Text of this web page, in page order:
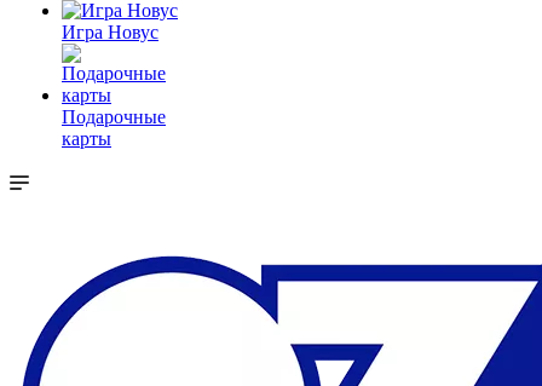
Игра Новус
Подарочные
карты